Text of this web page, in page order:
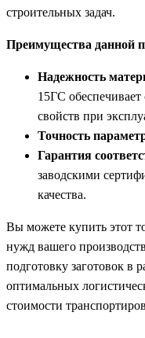
строительных задач.
Преимущества данной
Надежность
15ГС
свойств при
Точность
Гарантия
заводскими
качества.
Вы можете купить этот
нужд вашего
подготовку заготовок в
оптимальных
стоимости